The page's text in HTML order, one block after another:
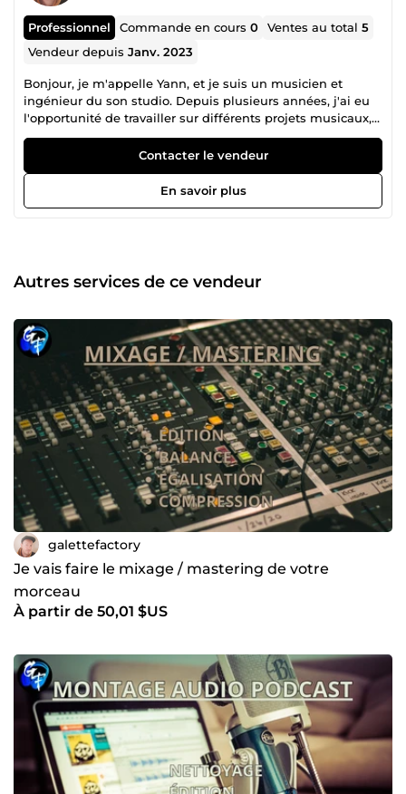
Professionnel Commande en cours0 Ventes au total5
Vendeur depuisJanv. 2023
Bonjour, je m'appelle Yann, et je suis un musicien et
ingénieur du son studio. Depuis plusieurs années, j'ai eu
l'opportunité de travailler sur différents projets musicaux,
podcasts, etc. en mettant mes compétences en
enregistrement, mixage, sound design et aide à la
réalisation à disposition. Je suis passionné par le domaine
audio et j'aime partager mon expertise pour aider les
artistes à atteindre leurs objectifs. Je suis une personne
précision et à temps. Je suis expérimenté dans des outils
techniques tels que les logiciels de traitement audio, les
apprendre de nouvelles techniques. Je vous invite à me
contacter pour discuter de vos besoins et établir un devis
qui correspond à votre projet. /!\ Du 1er au 31 mars,
promotion spéciale anniversaire : 1 prestation commandée,
la seconde à moitié prix via la fonction &quot;offre
personnalisée&quot; /!\
Contacter le vendeur
En savoir plus
Autres services de ce vendeur
galettefactory
Je vais faire le mixage / mastering de votre
morceau
À partir de 50,01 $US